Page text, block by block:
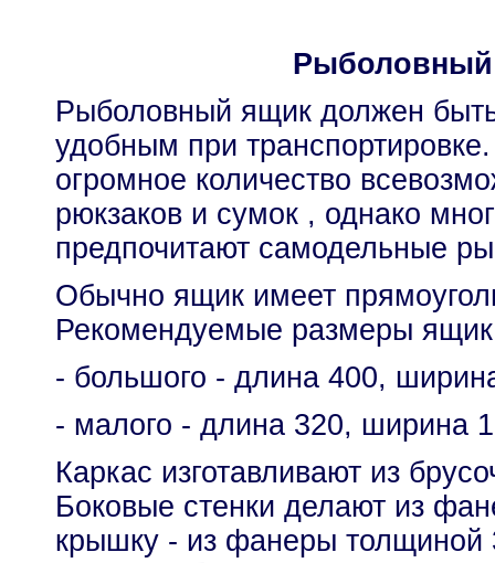
Рыболовный ящик должен
удобным при
огромное количество
рюкзаков и сумок , однако
предпочитают самодельные
Обычно ящик имеет
Рекомендуемые размеры
- большого - длина 400,
- малого - длина 320, ширина
Каркас изготавливают из
Боковые стенки делают из
крышку - из фанеры